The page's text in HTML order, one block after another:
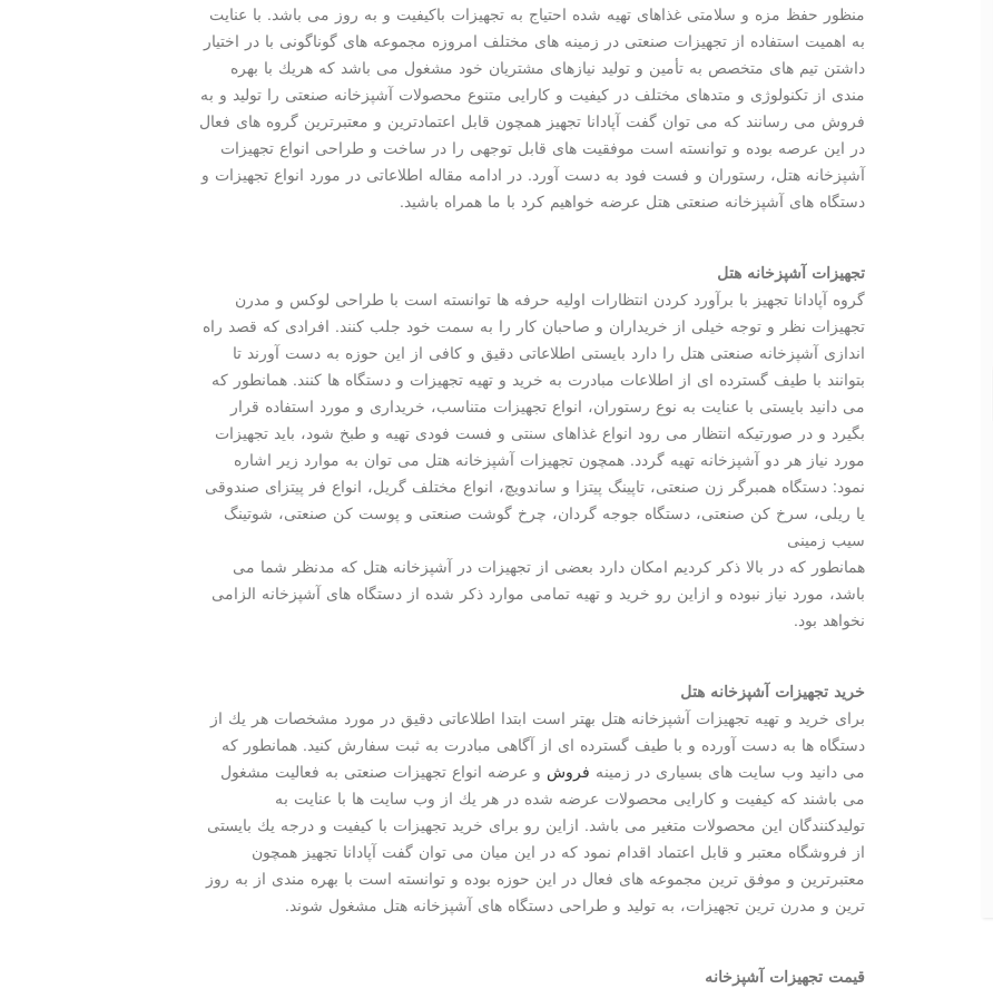
منظور حفظ مزه و سلامتی غذاهای تهیه شده احتیاج به تجهیزات باكیفیت و به روز می باشد. با عنایت
به اهمیت استفاده از تجهیزات صنعتی در زمینه های مختلف امروزه مجموعه های گوناگونی با در اختیار
داشتن تیم های متخصص به تأمین و تولید نیازهای مشتریان خود مشغول می باشد كه هریك با بهره
مندی از تكنولوژی و متدهای مختلف در كیفیت و كارایی متنوع محصولات آشپزخانه صنعتی را تولید و به
فروش می رسانند كه می توان گفت آپادانا تجهیز همچون قابل اعتمادترین و معتبرترین گروه های فعال
در این عرصه بوده و توانسته است موفقیت های قابل توجهی را در ساخت و طراحی انواع تجهیزات
آشپزخانه هتل، رستوران و فست فود به دست آورد. در ادامه مقاله اطلاعاتی در مورد انواع تجهیزات و
دستگاه های آشپزخانه صنعتی هتل عرضه خواهیم كرد با ما همراه باشید.
تجهیزات آشپزخانه هتل
گروه آپادانا تجهیز با برآورد كردن انتظارات اولیه حرفه ها توانسته است با طراحی لوكس و مدرن
تجهیزات نظر و توجه خیلی از خریداران و صاحبان كار را به سمت خود جلب كنند. افرادی كه قصد راه
اندازی آشپزخانه صنعتی هتل را دارد بایستی اطلاعاتی دقیق و كافی از این حوزه به دست آورند تا
بتوانند با طیف گسترده ای از اطلاعات مبادرت به خرید و تهیه تجهیزات و دستگاه ها كنند. همانطور كه
می دانید بایستی با عنایت به نوع رستوران، انواع تجهیزات متناسب، خریداری و مورد استفاده قرار
بگیرد و در صورتیكه انتظار می رود انواع غذاهای سنتی و فست فودی تهیه و طبخ شود، باید تجهیزات
مورد نیاز هر دو آشپزخانه تهیه گردد. همچون تجهیزات آشپزخانه هتل می توان به موارد زیر اشاره
نمود: دستگاه همبرگر زن صنعتی، تاپینگ پیتزا و ساندویچ، انواع مختلف گریل، انواع فر پیتزای صندوقی
یا ریلی، سرخ كن صنعتی، دستگاه جوجه گردان، چرخ گوشت صنعتی و پوست كن صنعتی، شوتینگ
سیب زمینی
همانطور كه در بالا ذكر كردیم امكان دارد بعضی از تجهیزات در آشپزخانه هتل كه مدنظر شما می
باشد، مورد نیاز نبوده و ازاین رو خرید و تهیه تمامی موارد ذكر شده از دستگاه های آشپزخانه الزامی
نخواهد بود.
خرید تجهیزات آشپزخانه هتل
برای خرید و تهیه تجهیزات آشپزخانه هتل بهتر است ابتدا اطلاعاتی دقیق در مورد مشخصات هر یك از
دستگاه ها به دست آورده و با طیف گسترده ای از آگاهی مبادرت به ثبت سفارش كنید. همانطور كه
می دانید وب سایت های بسیاری در زمینه فروش و عرضه انواع تجهیزات صنعتی به فعالیت مشغول
می باشند كه كیفیت و كارایی محصولات عرضه شده در هر یك از وب سایت ها با عنایت به
تولیدكنندگان این محصولات متغیر می باشد. ازاین رو برای خرید تجهیزات با كیفیت و درجه یك بایستی
از فروشگاه معتبر و قابل اعتماد اقدام نمود كه در این میان می توان گفت آپادانا تجهیز همچون
معتبرترین و موفق ترین مجموعه های فعال در این حوزه بوده و توانسته است با بهره مندی از به روز
ترین و مدرن ترین تجهیزات، به تولید و طراحی دستگاه های آشپزخانه هتل مشغول شوند.
قیمت تجهیزات آشپزخانه